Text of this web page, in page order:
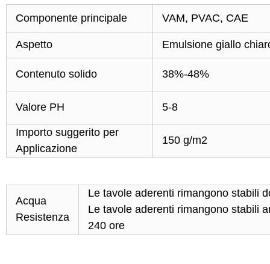
Componente principale VAM, PVAC, CAE
Aspetto Emulsione giallo
Contenuto solido 38%-48%
Valore PH 5-8
Importo suggerito per
Applicazione
150 g/m2
Acqua
Resistenza
Le tavole aderenti rimangono stabili
Letavole aderenti rimangono stabili
240 ore